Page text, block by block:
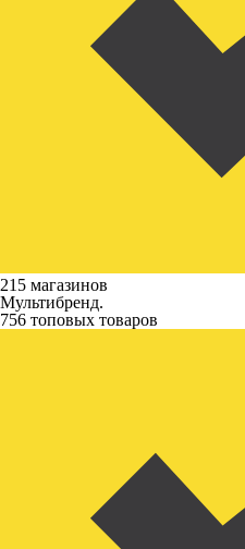
215 магазинов
Мультибренд.
756 топовых товаров